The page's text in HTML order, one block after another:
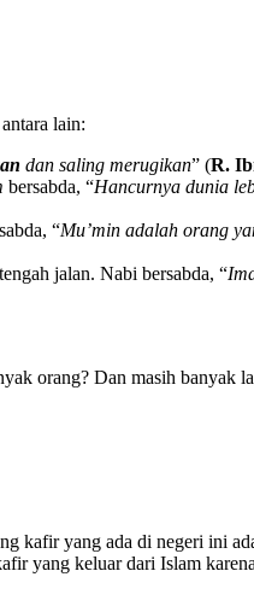
lain:
dan saling merugikan” (R.
bersabda, “Hancurnya dunia
“Mu’min adalah orang
jalan. Nabi bersabda, “
orang? Dan masih banyak
kafir yang ada di negeri ini
yang keluar dari Islam